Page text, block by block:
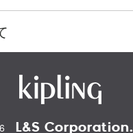
L&S Corporation.